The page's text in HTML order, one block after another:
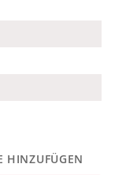
HINZUFÜGEN